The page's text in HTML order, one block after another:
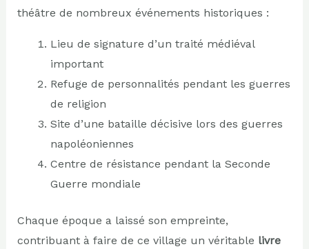
théâtre de nombreux événements historiques :
Lieu de signature d’un traité médiéval
important
Refuge de personnalités pendant les guerres
de religion
Site d’une bataille décisive lors des guerres
napoléoniennes
Centre de résistance pendant la Seconde
Guerre mondiale
Chaque époque a laissé son empreinte,
contribuant à faire de ce village un véritable livre